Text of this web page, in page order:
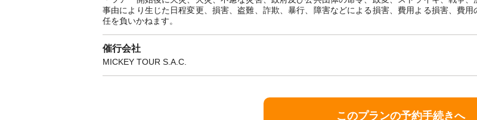
事由により生じた日程変更、損害、盗難、詐欺、暴行、障害などによる損害、費用よる損害、費
任を負いかねます。
催行会社
MICKEY TOUR S.A.C.
このプランの予約手続きへ